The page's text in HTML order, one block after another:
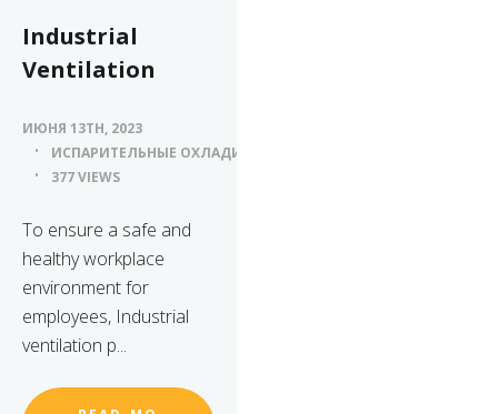
Industrial
Ventilation
ИЮНЯ 13TH, 2023
ИСПАРИТЕЛЬНЫЕ ОХЛАДИТЕЛИ ВОЗДУХА
377 VIEWS
To ensure a safe and
healthy workplace
environment for
employees, Industrial
ventilation p...